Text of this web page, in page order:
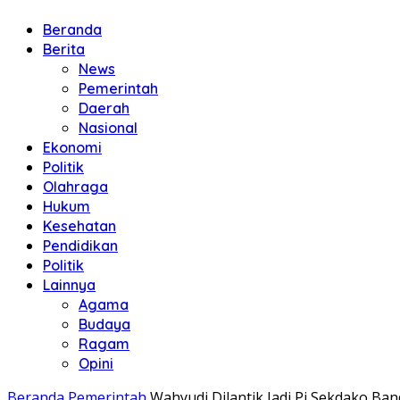
Beranda
Berita
News
Pemerintah
Daerah
Nasional
Ekonomi
Politik
Olahraga
Hukum
Kesehatan
Pendidikan
Politik
Lainnya
Agama
Budaya
Ragam
Opini